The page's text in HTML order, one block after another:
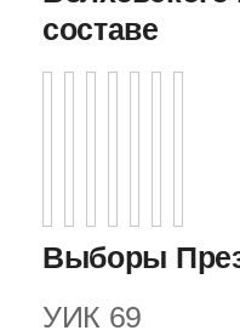
составе
Выборы
УИК 69